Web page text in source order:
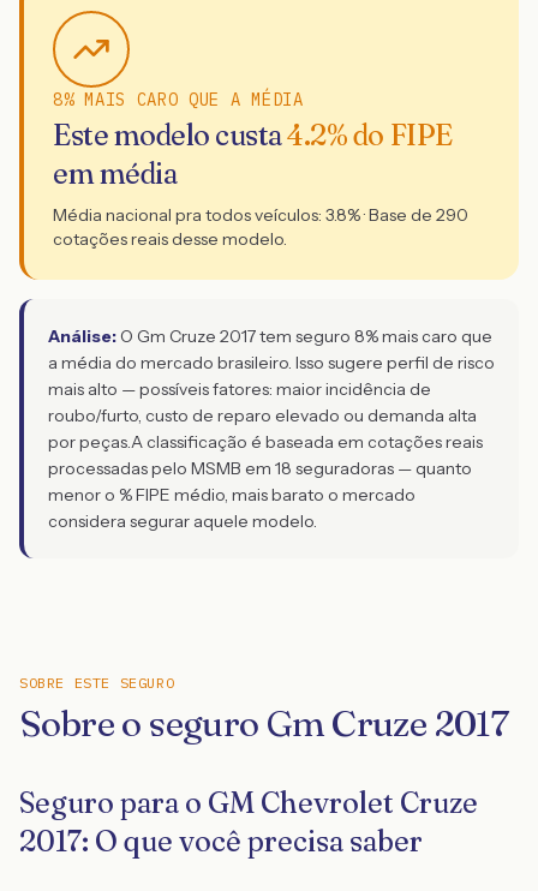
8% MAIS CARO QUE A MÉDIA
Este modelo custa4.2% do FIPE
em média
Média nacional pra todos veículos: 3.8% · Base de 290
cotações reais desse modelo.
Análise: O Gm Cruze 2017 tem seguro 8% mais caro que
a média do mercado brasileiro. Isso sugere perfil de risco
mais alto — possíveis fatores: maior incidência de
roubo/furto, custo de reparo elevado ou demanda alta
por peças.A classificação é baseada em cotações reais
processadas pelo MSMB em 18 seguradoras — quanto
menor o % FIPE médio, mais barato o mercado
considera segurar aquele modelo.
SOBRE ESTE SEGURO
Sobre o seguro Gm Cruze 2017
Seguro para o GM Chevrolet Cruze
2017: O que você precisa saber